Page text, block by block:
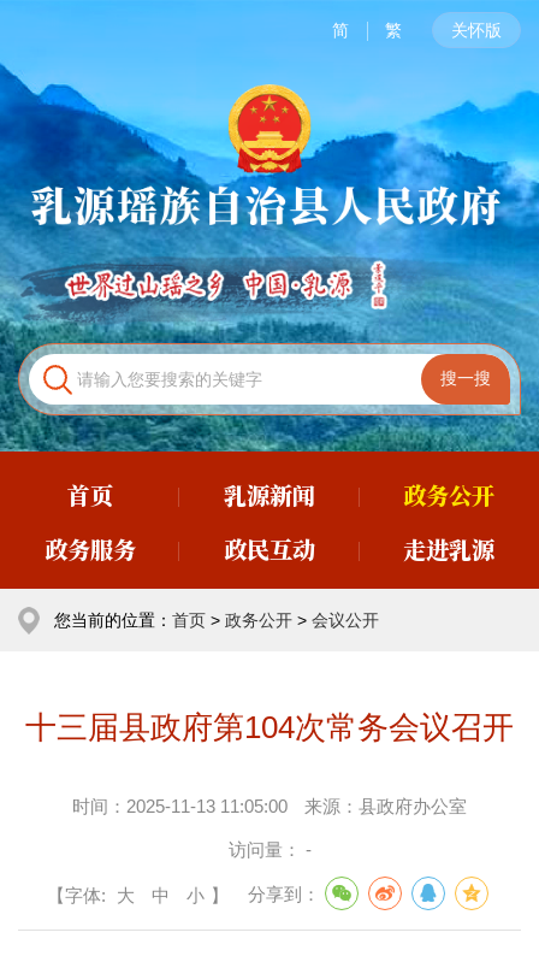
简 繁 关怀版
首页 乳源新闻
政务公开
政务服务
政民互动 走进乳源
您当前的位置： 首页 > 政务公开 > 会议公开
十三届县政府第104次常务会议召开
时间： 2025-11-13 11:05:00 来源： 县政府办公室
访问量： -
【字体: 大 中 小 】 分享到：